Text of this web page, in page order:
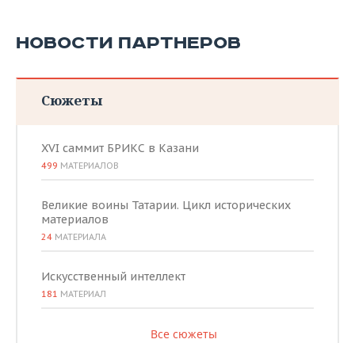
НОВОСТИ ПАРТНЕРОВ
Сюжеты
XVI саммит БРИКС в Казани
499 МАТЕРИАЛОВ
Великие воины Татарии. Цикл исторических
материалов
24 МАТЕРИАЛА
Искусственный интеллект
181 МАТЕРИАЛ
Все сюжеты